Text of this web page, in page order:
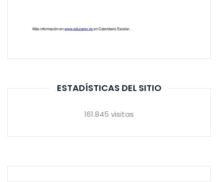
ESTADÍSTICAS DEL SITIO
161.845 visitas